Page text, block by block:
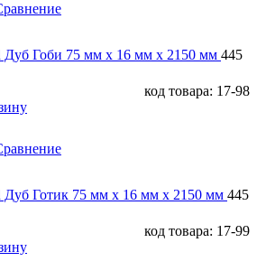
Дуб Гоби 75 мм х 16 мм х 2150 мм 445
код товара: 17-98
Дуб Готик 75 мм х 16 мм х 2150 мм 445
код товара: 17-99